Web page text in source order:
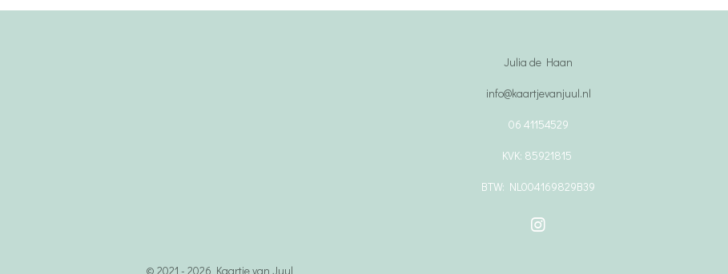
Julia de Haan
info@kaartjevanjuul.nl
06 41154529
KVK: 85921815
BTW: NL004169829B39
I
© 2021 - 2026 Kaartje van Juul